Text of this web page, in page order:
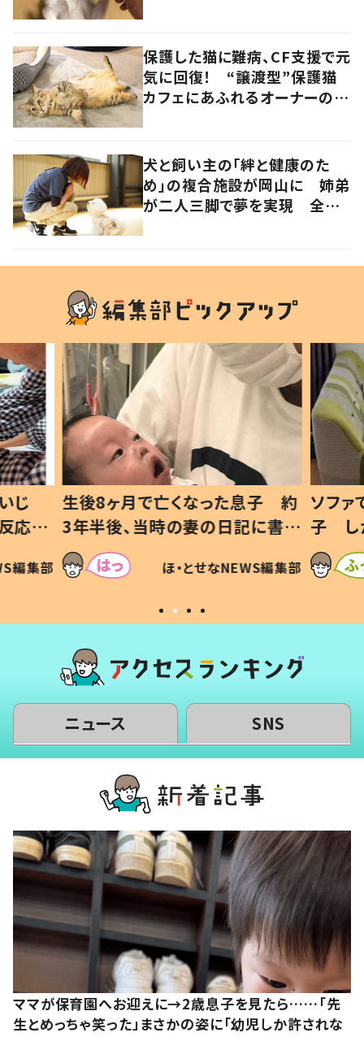
保護した猫に難病、CF支援で元
気に回復！ “譲渡型”保護猫
カフェにあふれるオーナーの愛
犬と飼い主の「絆と健康のた
め」の複合施設が岡山に 姉弟
が二人三脚で夢を実現 全国
じ
応に
編集部
生後8ヶ月で亡くなった息子 約
3年半後、当時の妻の日記に書い
てあった本音とは
ほ・とせなNEWS編集部
ソファ
子 し
すべ
いから
ニュース SNS
ママが保育園へお迎えに→2歳息子を見たら……「先
生とめっちゃ笑った」まさかの姿に「幼児しか許されな